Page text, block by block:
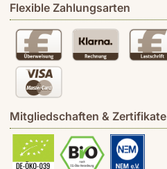
Flexible Zahlungsarten
Mitgliedschaften & Zertifikate